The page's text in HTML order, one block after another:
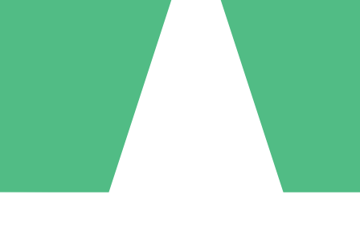
5 Téléchargements
US$